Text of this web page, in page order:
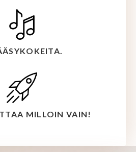
MILLOIN VAIN!